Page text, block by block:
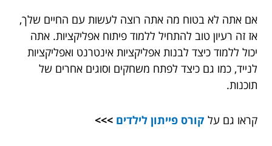
אם אתה לא בטוח מה אתה רוצה לעשות עם החיים שלך,
אז זה רעיון טוב להתחיל ללמוד פיתוח אפליקציות. אתה
יכול ללמוד כיצד לבנות אפליקציות אינטרנט ואפליקציות
לנייד, כמו גם כיצד לפתח משחקים וסוגים אחרים של
תוכנות.
קראו גם על קורס פייתון לילדים >>>